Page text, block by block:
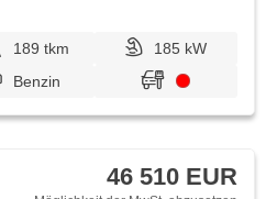
189 tkm
185 kW
Benzin
46 510 EUR